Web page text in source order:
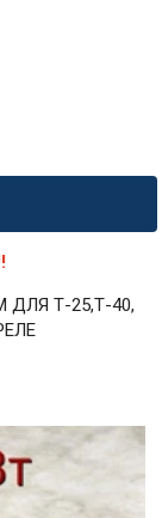
Т-25,Т-40,